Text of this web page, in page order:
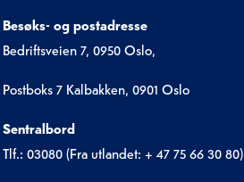
Besøks- og postadresse
Bedriftsveien 7, 0950 Oslo,
Postboks 7 Kalbakken, 0901 Oslo
Sentralbord
Tlf.: 03080 (Fra utlandet: + 47 75 66 30 80)